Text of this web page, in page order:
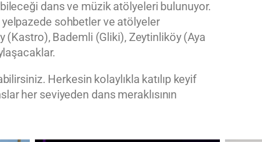
dans ve müzik atölyeleri bulunuyor.
sohbetler ve atölyeler
(Kastro), Bademli (Gliki), Zeytinliköy (Aya
Herkesin kolaylıkla katılıp keyif
her seviyeden dans meraklısının